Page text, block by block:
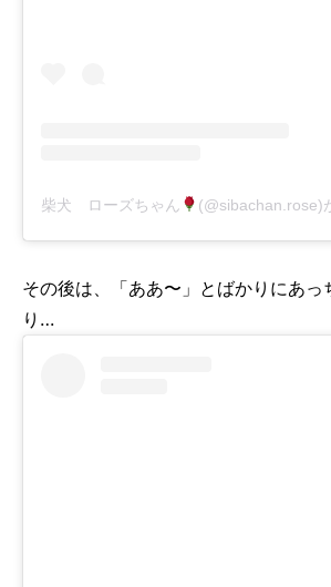
柴犬 ローズちゃん (@sibachan.rose)
その後は、「ああ〜」とばかりにあっ
り…